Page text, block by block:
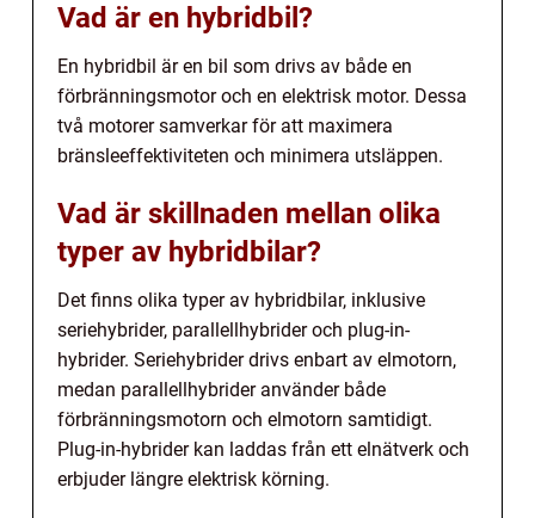
Vad är en hybridbil?
En hybridbil är en bil som drivs av både en
förbränningsmotor och en elektrisk motor. Dessa
två motorer samverkar för att maximera
bränsleeffektiviteten och minimera utsläppen.
Vad är skillnaden mellan olika
typer av hybridbilar?
Det finns olika typer av hybridbilar, inklusive
seriehybrider, parallellhybrider och plug-in-
hybrider. Seriehybrider drivs enbart av elmotorn,
medan parallellhybrider använder både
förbränningsmotorn och elmotorn samtidigt.
Plug-in-hybrider kan laddas från ett elnätverk och
erbjuder längre elektrisk körning.